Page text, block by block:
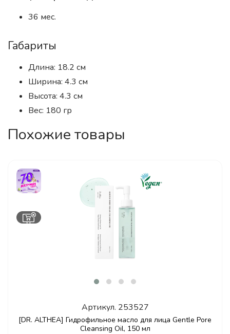
36 мес.
Габариты
Длина: 18.2 см
Ширина: 4.3 см
Высота: 4.3 см
Вес: 180 гр
Похожие товары
Артикул. 253527
[DR. ALTHEA] Гидрофильное масло для лица Gentle Pore
Cleansing Oil, 150 мл